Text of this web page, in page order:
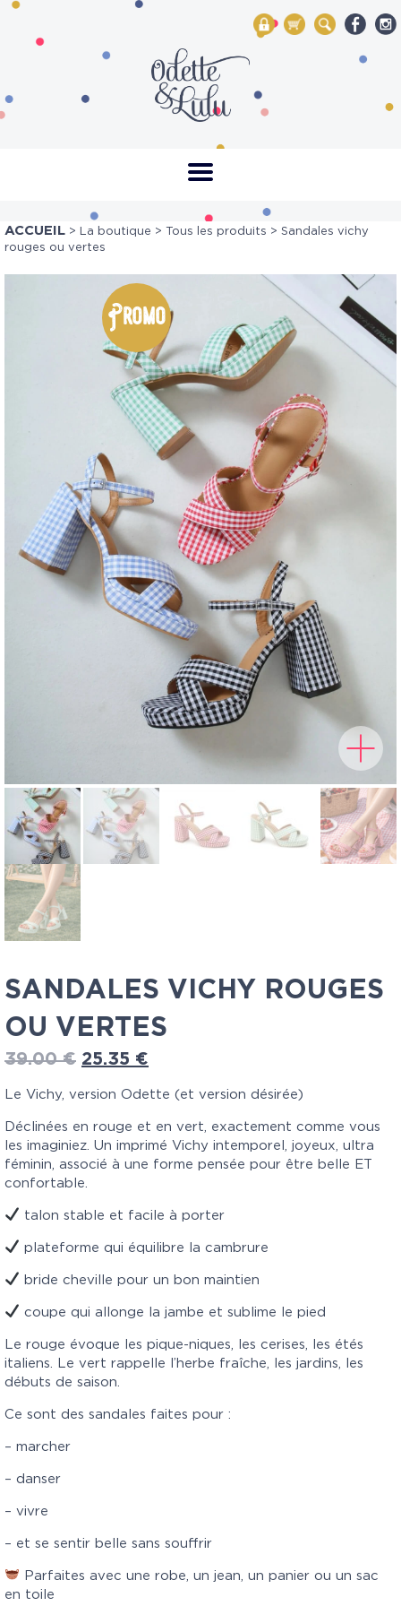
My Account
Mon panier
Rechercher
ACCUEIL > La boutique > Tous les produits > Sandales vichy
rouges ou vertes
Promo
SANDALES VICHY ROUGES
OU VERTES
39.00€ 25.35 €
Le Vichy, version Odette (et version désirée)
Déclinées en rouge et en vert, exactement comme vous
les imaginiez. Un imprimé Vichy intemporel, joyeux, ultra
féminin, associé à une forme pensée pour être belle ET
confortable.
talon stable et facile à porter
plateforme qui équilibre la cambrure
bride cheville pour un bon maintien
coupe qui allonge la jambe et sublime le pied
Le rouge évoque les pique-niques, les cerises, les étés
italiens. Le vert rappelle l’herbe fraîche, les jardins, les
débuts de saison.
Ce sont des sandales faites pour :
– marcher
– danser
– vivre
– et se sentir belle sans souffrir
Parfaites avec une robe, un jean, un panier ou un sac
en toile